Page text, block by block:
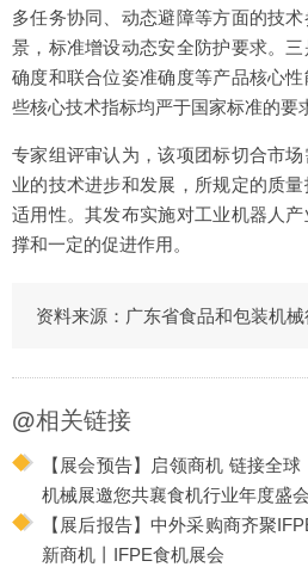
多任务协同、动态避障等方面的技
景，标准增设动态安全防护要求。
确度和联合位姿准确度等产品核心
些核心技术指标均严于国家标准的要
专家组评审认为，该项团标切合市
业的技术进步和发展，所规定的质
适用性。其发布实施对工业机器人
撑和一定的促进作用。
资料来源：广东省食品和包装机
@相关链接
【展会预告】启领商机 链接全
机械展邀您共襄食机行业年度盛
【展后报告】中外采购商齐聚
新商机丨IFPE食机展会